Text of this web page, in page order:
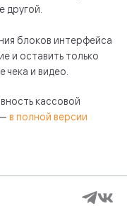
другой.
блоков интерфейса
и оставить только
и видео.
кассовой
в полной версии